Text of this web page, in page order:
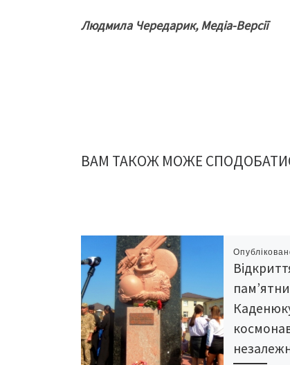
Людмила Чередарик, Медіа-Версії
ВАМ ТАКОЖ МОЖЕ